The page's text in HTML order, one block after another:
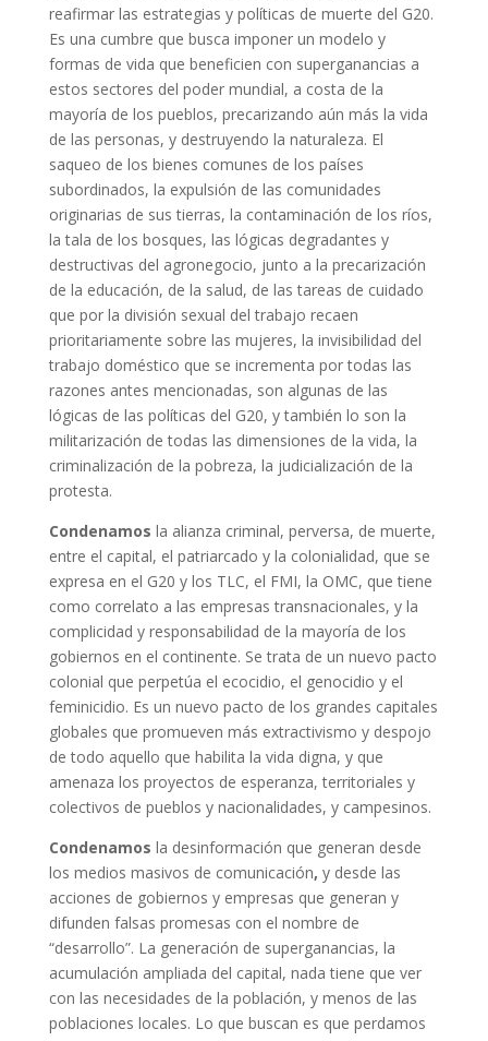
reafirmar las estrategias y políticas de muerte del G20.
Es una cumbre que busca imponer un modelo y
formas de vida que beneficien con superganancias a
estos sectores del poder mundial, a costa de la
mayoría de los pueblos, precarizando aún más la vida
de las personas, y destruyendo la naturaleza. El
saqueo de los bienes comunes de los países
subordinados, la expulsión de las comunidades
originarias de sus tierras, la contaminación de los ríos,
la tala de los bosques, las lógicas degradantes y
destructivas del agronegocio, junto a la precarización
de la educación, de la salud, de las tareas de cuidado
que por la división sexual del trabajo recaen
prioritariamente sobre las mujeres, la invisibilidad del
trabajo doméstico que se incrementa por todas las
razones antes mencionadas, son algunas de las
lógicas de las políticas del G20, y también lo son la
militarización de todas las dimensiones de la vida, la
criminalización de la pobreza, la judicialización de la
protesta.
Condenamos la alianza criminal, perversa, de muerte,
entre el capital, el patriarcado y la colonialidad, que se
expresa en el G20 y los TLC, el FMI, la OMC, que tiene
como correlato a las empresas transnacionales, y la
complicidad y responsabilidad de la mayoría de los
gobiernos en el continente. Se trata de un nuevo pacto
colonial que perpetúa el ecocidio, el genocidio y el
feminicidio. Es un nuevo pacto de los grandes capitales
globales que promueven más extractivismo y despojo
de todo aquello que habilita la vida digna, y que
amenaza los proyectos de esperanza, territoriales y
colectivos de pueblos y nacionalidades, y campesinos.
Condenamos la desinformación que generan desde
los medios masivos de comunicación, y desde las
acciones de gobiernos y empresas que generan y
difunden falsas promesas con el nombre de
“desarrollo”. La generación de superganancias, la
acumulación ampliada del capital, nada tiene que ver
con las necesidades de la población, y menos de las
poblaciones locales. Lo que buscan es que perdamos